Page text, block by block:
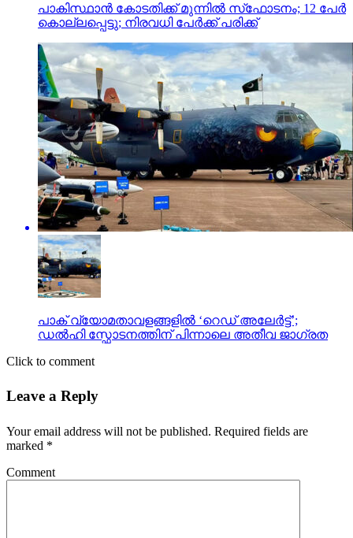
പാകിസ്ഥാന്‍ കോടതിക്ക് മുന്നില്‍ സ്‌ഫോടനം; 12 പേര്‍
കൊല്ലപ്പെട്ടു; നിരവധി പേര്‍ക്ക് പരിക്ക്
പാക് വ്യോമതാവളങ്ങളിൽ ‘റെഡ് അലേർട്ട്’;
ഡൽഹി സ്ഫോടനത്തിന് പിന്നാലെ അതീവ ജാഗ്രത
Click to comment
Leave a Reply
Your email address will not be published. Required fields are
marked *
Comment